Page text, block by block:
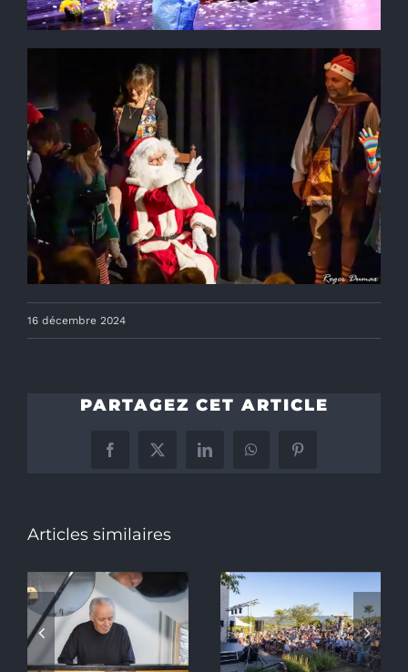
16 décembre 2024
PARTAGEZ CET ARTICLE
Facebook
X LinkedInWhatsAppPinterest
Articles similaires
Chava’Rire
BIG BAND
D’AIX LES
BAINS